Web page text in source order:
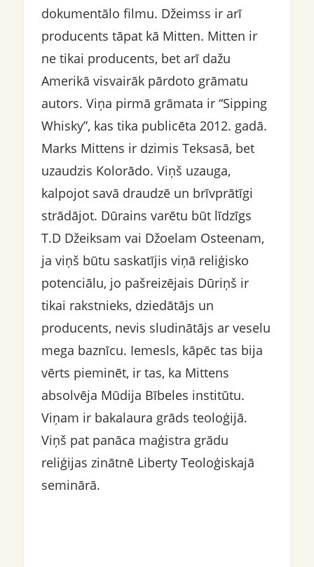
dokumentālo filmu. Džeimss ir arī
producents tāpat kā Mitten. Mitten ir
ne tikai producents, bet arī dažu
Amerikā visvairāk pārdoto grāmatu
autors. Viņa pirmā grāmata ir “Sipping
Whisky”, kas tika publicēta 2012. gadā.
Marks Mittens ir dzimis Teksasā, bet
uzaudzis Kolorādo. Viņš uzauga,
kalpojot savā draudzē un brīvprātīgi
strādājot. Dūrains varētu būt līdzīgs
T.D Džeiksam vai Džoelam Osteenam,
ja viņš būtu saskatījis viņā reliģisko
potenciālu, jo pašreizējais Dūriņš ir
tikai rakstnieks, dziedātājs un
producents, nevis sludinātājs ar veselu
mega baznīcu. Iemesls, kāpēc tas bija
vērts pieminēt, ir tas, ka Mittens
absolvēja Mūdija Bībeles institūtu.
Viņam ir bakalaura grāds teoloģijā.
Viņš pat panāca maģistra grādu
reliģijas zinātnē Liberty Teoloģiskajā
seminārā.